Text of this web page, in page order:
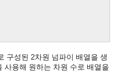
구성된 2차원 넘파이 배열을 생
사용해 원하는 차원 수로 배열을